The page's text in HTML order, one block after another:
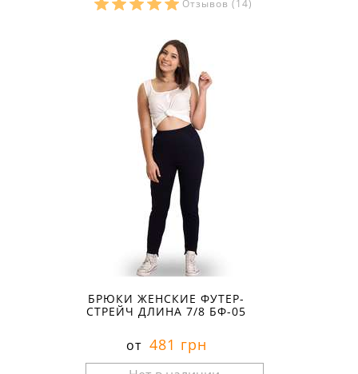
Отзывов (14)
БРЮКИ ЖЕНСКИЕ ФУТЕР-
СТРЕЙЧ ДЛИНА 7/8 БФ-05
от 481 грн